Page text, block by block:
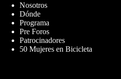
Nosotros
Dónde
Programa
Pre Foros
Patrocinadores
50 Mujeres en Bicicleta